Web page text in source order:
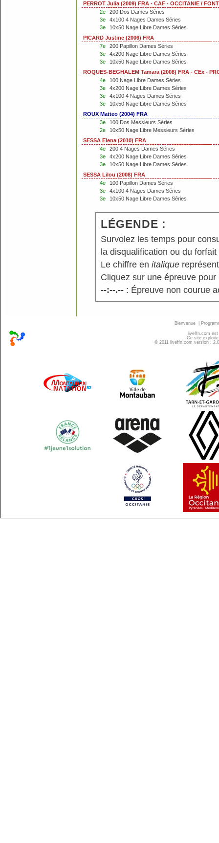
PERROT Julia (2009) FRA - CAF - OCCITANIE /
2e
200 Dos Dames Séries
3e
4x100 4 Nages Dames Séries
3e
10x50 Nage Libre Dames Séries
PICARD Justine (2006) FRA
7e
200 Papillon Dames Séries
3e
4x200 Nage Libre Dames Séries
3e
10x50 Nage Libre Dames Séries
ROQUES-BEGHALEM Tamara (2008) FRA - CEx -
4e
100 Nage Libre Dames Séries
3e
4x200 Nage Libre Dames Séries
3e
4x100 4 Nages Dames Séries
3e
10x50 Nage Libre Dames Séries
ROUX Matteo (2004) FRA
3e
100 Dos Messieurs Séries
2e
10x50 Nage Libre Messieurs Séries
SESSA Elena (2010) FRA
4e
200 4 Nages Dames Séries
3e
4x200 Nage Libre Dames Séries
3e
10x50 Nage Libre Dames Séries
SESSA Lilou (2008) FRA
4e
100 Papillon Dames Séries
3e
4x100 4 Nages Dames Séries
3e
10x50 Nage Libre Dames Séries
LÉGENDE :
Survolez les temps pour
la disqualification ou du forfait
Le chiffre en italique
Cliquez sur une épreuve
--:--.--: Épreuve non courue
Bienvenue
liveffn.com
Ce site
© 2011 liveffn.com version :